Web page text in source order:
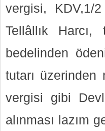
vergisi, KDV,1/
Tellâllık Harcı,
bedelinden
tutarı üzerinden
vergisi gibi
alınması lazım